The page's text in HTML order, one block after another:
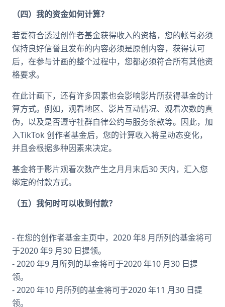
（四）我的资金如何计算？
若要符合透过创作者基金获得收入的资格，您的帐号必须
保持良好信誉且发布的内容必须是原创内容，获得认可
后，在参与计画的整个过程中，您都必须符合所有其他资
格要求。
在此计画下，还有许多因素也会影响影片所获得基金的计
算方式。例如，观看地区、影片互动情况、观看次数的真
伪，以及是否遵守社群自律公约与服务条款等。因此，加
入TikTok 创作者基金后，您的计算收入将呈动态变化，
并且会根据多种因素来决定。
基金将于影片观看次数产生之月月末后30 天内，汇入您
绑定的付款方式。
（五）我何时可以收到付款？
- 在您的创作者基金主页中，2020 年8 月所列的基金将可
于2020 年9 月30 日提领。
- 2020 年9 月所列的基金将可于2020 年10 月30 日提
领。
- 2020 年10 月所列的基金将可于2020 年11 月30 日提
领。